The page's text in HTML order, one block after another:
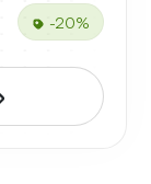
-20%